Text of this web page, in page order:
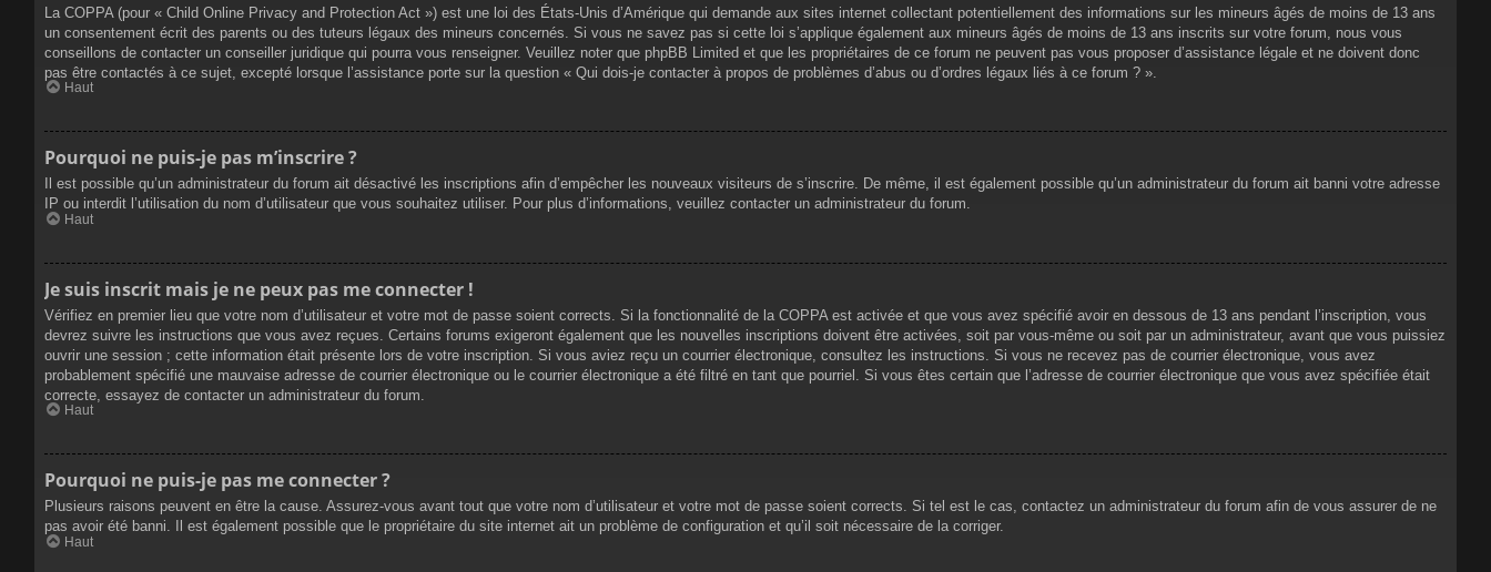
La COPPA (pour « Child Online Privacy and Protection Act ») est une loi des États-Unis d’Amérique qui demande aux sites internet collectant potentiellement des informations sur les mineurs âgés de moins de 13 ans
un consentement écrit des parents ou des tuteurs légaux des mineurs concernés. Si vous ne savez pas si cette loi s’applique également aux mineurs âgés de moins de 13 ans inscrits sur votre forum, nous vous
conseillons de contacter un conseiller juridique qui pourra vous renseigner. Veuillez noter que phpBB Limited et que les propriétaires de ce forum ne peuvent pas vous proposer d’assistance légale et ne doivent donc
pas être contactés à ce sujet, excepté lorsque l’assistance porte sur la question « Qui dois-je contacter à propos de problèmes d’abus ou d’ordres légaux liés à ce forum ? ».
Haut
Pourquoi ne puis-je pas m’inscrire ?
Il est possible qu’un administrateur du forum ait désactivé les inscriptions afin d’empêcher les nouveaux visiteurs de s’inscrire. De même, il est également possible qu’un administrateur du forum ait banni votre adresse
IP ou interdit l’utilisation du nom d’utilisateur que vous souhaitez utiliser. Pour plus d’informations, veuillez contacter un administrateur du forum.
Haut
Je suis inscrit mais je ne peux pas me connecter !
Vérifiez en premier lieu que votre nom d’utilisateur et votre mot de passe soient corrects. Si la fonctionnalité de la COPPA est activée et que vous avez spécifié avoir en dessous de 13 ans pendant l’inscription, vous
devrez suivre les instructions que vous avez reçues. Certains forums exigeront également que les nouvelles inscriptions doivent être activées, soit par vous-même ou soit par un administrateur, avant que vous puissiez
ouvrir une session ; cette information était présente lors de votre inscription. Si vous aviez reçu un courrier électronique, consultez les instructions. Si vous ne recevez pas de courrier électronique, vous avez
probablement spécifié une mauvaise adresse de courrier électronique ou le courrier électronique a été filtré en tant que pourriel. Si vous êtes certain que l’adresse de courrier électronique que vous avez spécifiée était
correcte, essayez de contacter un administrateur du forum.
Haut
Pourquoi ne puis-je pas me connecter ?
Plusieurs raisons peuvent en être la cause. Assurez-vous avant tout que votre nom d’utilisateur et votre mot de passe soient corrects. Si tel est le cas, contactez un administrateur du forum afin de vous assurer de ne
pas avoir été banni. Il est également possible que le propriétaire du site internet ait un problème de configuration et qu’il soit nécessaire de la corriger.
Haut